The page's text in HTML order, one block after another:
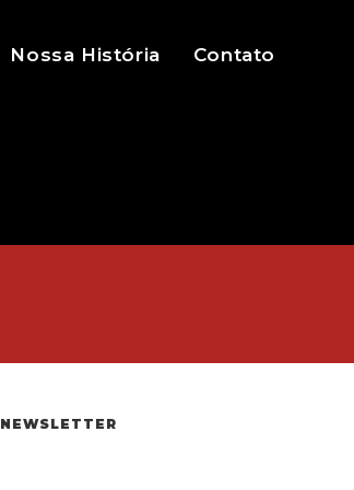
Nossa História Contato
NEWSLETTER